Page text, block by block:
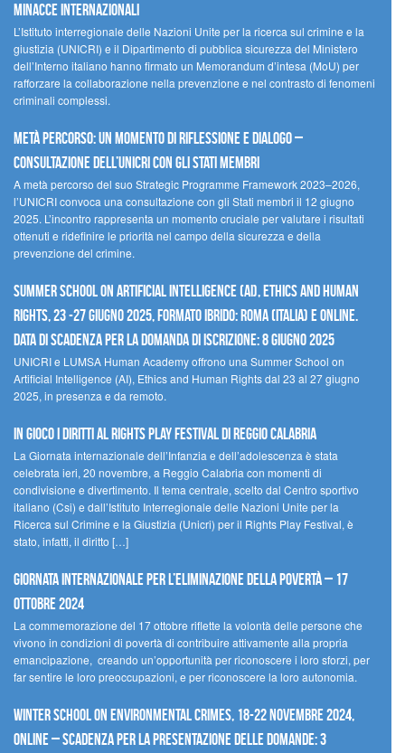
minacce internazionali
L’Istituto interregionale delle Nazioni Unite per la ricerca sul crimine e la
giustizia (UNICRI) e il Dipartimento di pubblica sicurezza del Ministero
dell’Interno italiano hanno firmato un Memorandum d’intesa (MoU) per
rafforzare la collaborazione nella prevenzione e nel contrasto di fenomeni
criminali complessi.
Metà percorso: un momento di riflessione e dialogo –
Consultazione dell’UNICRI con gli Stati membri
A metà percorso del suo Strategic Programme Framework 2023–2026,
l’UNICRI convoca una consultazione con gli Stati membri il 12 giugno
2025. L’incontro rappresenta un momento cruciale per valutare i risultati
ottenuti e ridefinire le priorità nel campo della sicurezza e della
prevenzione del crimine.
Summer School on Artificial Intelligence (AI), Ethics and Human
Rights, 23 -27 giugno 2025, Formato Ibrido: Roma (Italia) e online.
Data di scadenza per la domanda di iscrizione: 8 giugno 2025
UNICRI e LUMSA Human Academy offrono una Summer School on
Artificial Intelligence (AI), Ethics and Human Rights dal 23 al 27 giugno
2025, in presenza e da remoto.
In gioco i diritti al Rights Play Festival di Reggio Calabria
La Giornata internazionale dell’Infanzia e dell’adolescenza è stata
celebrata ieri, 20 novembre, a Reggio Calabria con momenti di
condivisione e divertimento. Il tema centrale, scelto dal Centro sportivo
italiano (Csi) e dall’Istituto Interregionale delle Nazioni Unite per la
Ricerca sul Crimine e la Giustizia (Unicri) per il Rights Play Festival, è
stato, infatti, il diritto […]
Giornata internazionale per l’eliminazione della povertà – 17
ottobre 2024
La commemorazione del 17 ottobre riflette la volontà delle persone che
vivono in condizioni di povertà di contribuire attivamente alla propria
emancipazione, creando un’opportunità per riconoscere i loro sforzi, per
far sentire le loro preoccupazioni, e per riconoscere la loro autonomia.
Winter School on Environmental Crimes, 18-22 novembre 2024,
Online – Scadenza per la presentazione delle domande: 3